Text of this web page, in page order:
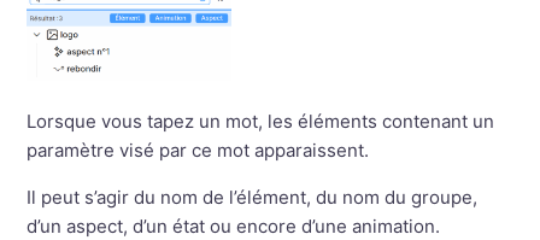
Lorsque vous tapez un mot, les éléments contenant un
paramètre visé par ce mot apparaissent.
Il peut s’agir du nom de l’élément, du nom du groupe,
d’un aspect, d’un état ou encore d’une animation.